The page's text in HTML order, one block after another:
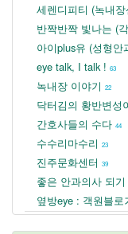
세렌디피티 (녹내
반짝반짝 빛나는 (
아이plus유 (성형안
eye talk, I talk ! 63
녹내장 이야기 22
닥터김의 황반변성
간호사들의 수다 44
수수리마수리 23
진주문화센터 39
좋은 안과의사 되기
옆방eye : 객원블로